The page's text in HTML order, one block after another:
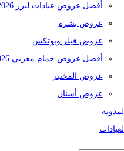
أفضل عروض عيادات ليزر 2026
عروض بشرة
عروض فيلر وبوتكس
أفضل عروض حمام مغربي 2026
عروض المختبر
عروض أسنان
المدونة
العيادات